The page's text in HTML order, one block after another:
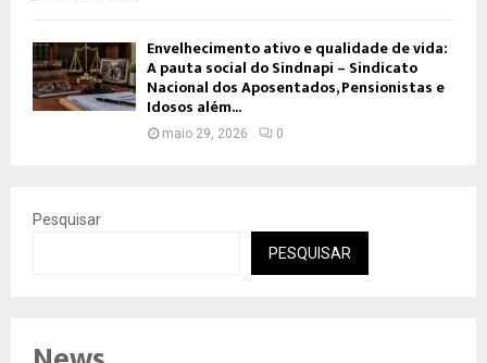
Envelhecimento ativo e qualidade de vida:
A pauta social do Sindnapi – Sindicato
Nacional dos Aposentados, Pensionistas e
Idosos além...
maio 29, 2026 0
Pesquisar
PESQUISAR